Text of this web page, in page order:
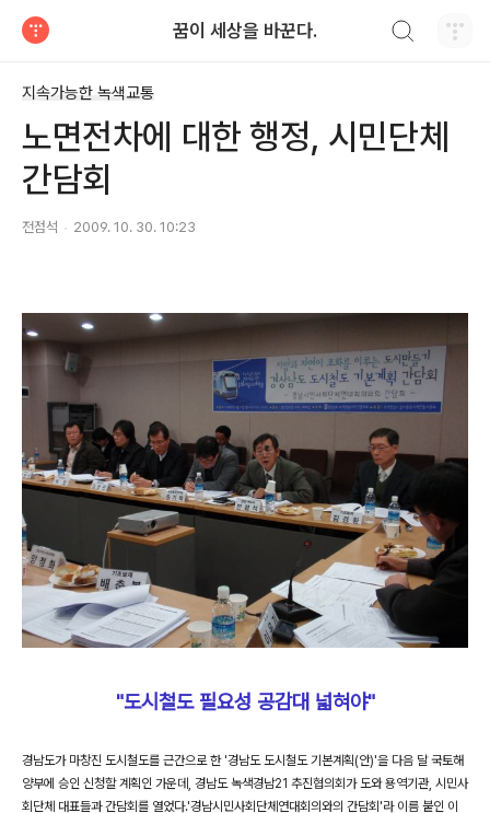
꿈이 세상을 바꾼다.
지속가능한 녹색교통
노면전차에 대한 행정, 시민단체
간담회
전점석 2009. 10. 30. 10:23
"도시철도 필요성 공감대 넓혀야"
경남도가 마창진 도시철도를 근간으로 한 '경남도 도시철도 기본계획(안)'을 다음 달 국토해
양부에 승인 신청할 계획인 가운데, 경남도 녹색경남21 추진협의회가 도와 용역기관, 시민사
회단체 대표들과 간담회를 열었다.'경남시민사회단체연대회의와의 간담회'라 이름 붙인 이